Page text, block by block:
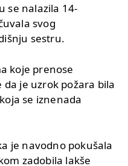
se nalazila 14-
svog
sestru.
koje prenose
je uzrok požara bila
se iznenada
je navodno pokušala
zadobila lakše